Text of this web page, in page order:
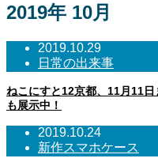
2019年 10月
2019.10.29
日常の出来事
ねこにすと12京都、11月11
も展示中！
2019.10.24
新作スマホケース